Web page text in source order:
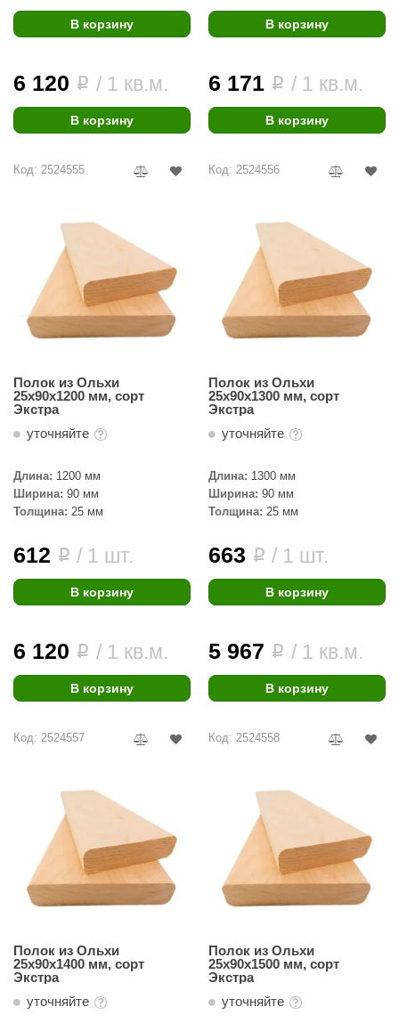
Sauna
В корзину
6 120 i / 1 кв.м.
В корзину
В корзину
6 171 i / 1 кв.м.
В корзину
Код: 2524555
Полок из Ольхи
25х90х1200 мм, сорт
Экстра
уточняйте
Длина: 1200 мм
Ширина: 90 мм
Толщина: 25 мм
612 i / 1 шт.
В корзину
6 120 i / 1 кв.м.
В корзину
Код: 2524556
Полок из Ольхи
25х90х1300 мм, сорт
Экстра
уточняйте
Длина: 1300 мм
Ширина: 90 мм
Толщина: 25 мм
663 i / 1 шт.
В корзину
5 967 i / 1 кв.м.
В корзину
Код: 2524557
Полок из Ольхи
25х90х1400 мм, сорт
Экстра
уточняйте
Код: 2524558
Полок из Ольхи
25х90х1500 мм, сорт
Экстра
уточняйте